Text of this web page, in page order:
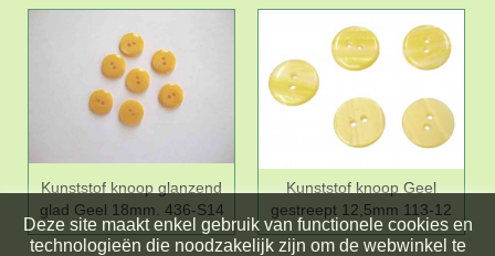
Kunststof knoop glanzend
glad Geel 18mm. 436-S14
Kunststof knoop Geel
gestreept 12,5mm 113-12
Deze site maakt enkel gebruik van functionele cookies en
technologieën die noodzakelijk zijn om de webwinkel te